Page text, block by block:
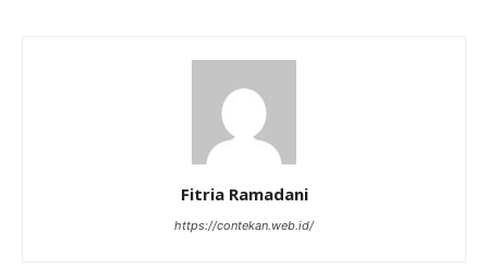
Fitria Ramadani
https://contekan.web.id/